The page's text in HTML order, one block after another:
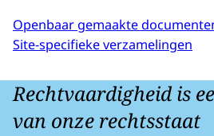
Openbaar gemaakte
Site-specifieke verzamelingen
Rechtvaardigheid is
van onze rechtsstaat